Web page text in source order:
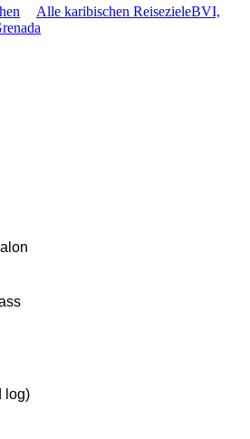
Alle karibischen ReisezieleBVI,
log)